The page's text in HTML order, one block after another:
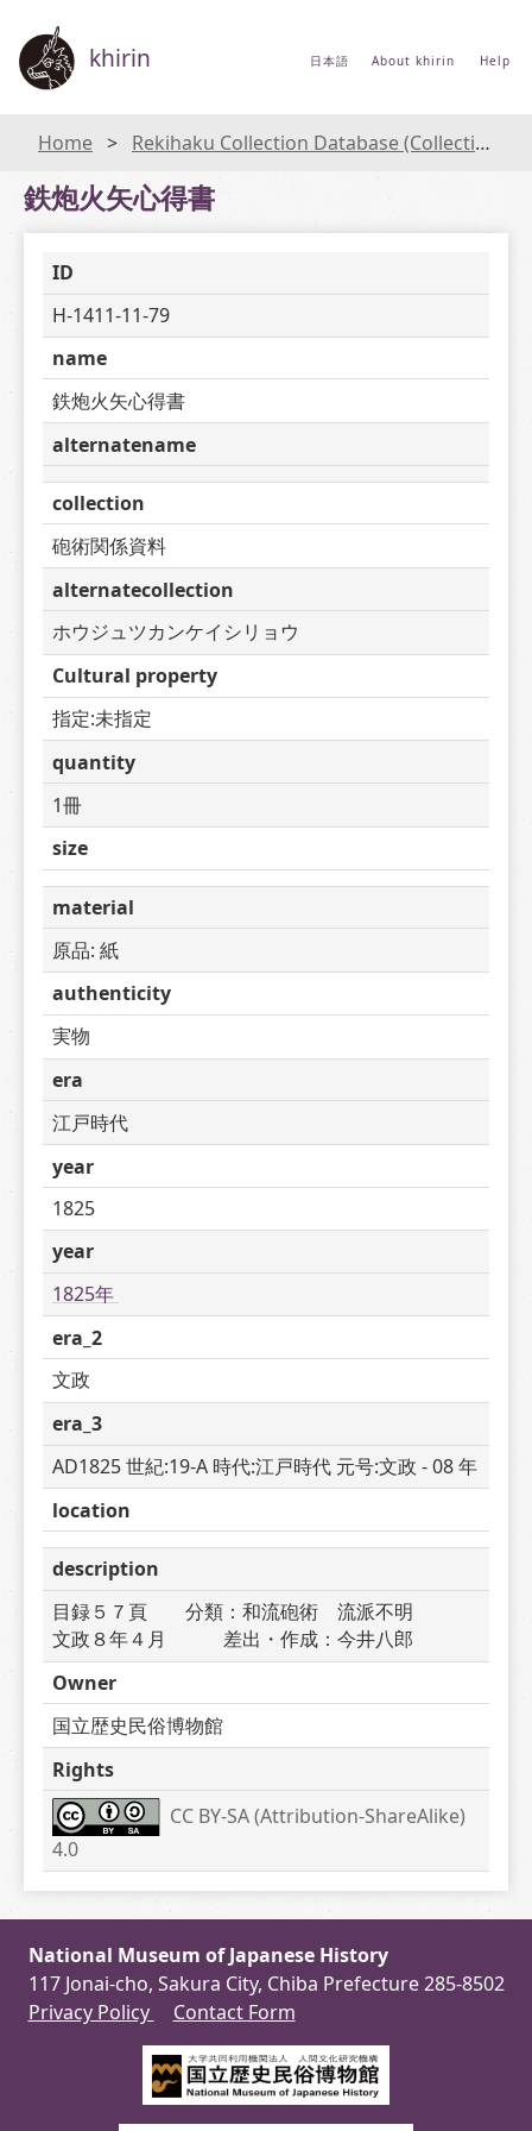
khirin 日本語 About khirin Help
Home Rekihaku Collection Database (Collections Database of the National Museum of Japanese History)
鉄炮火矢心得書
ID
H-1411-11-79
name
鉄炮火矢心得書
alternatename
collection
砲術関係資料
alternatecollection
ホウジュツカンケイシリョウ
Cultural property
指定:未指定
quantity
1冊
size
material
原品: 紙
authenticity
実物
era
江戸時代
year
1825
year
1825年
era_2
文政
era_3
AD1825 世紀:19-A 時代:江戸時代 元号:文政 - 08 年
location
description
目録５７頁　　分類：和流砲術　流派不明
文政８年４月　　　差出・作成：今井八郎
Owner
国立歴史民俗博物館
Rights
CC BY-SA (Attribution-ShareAlike)
4.0
National Museum of Japanese History
117 Jonai-cho, Sakura City, Chiba Prefecture 285-8502
Privacy Policy
Contact Form